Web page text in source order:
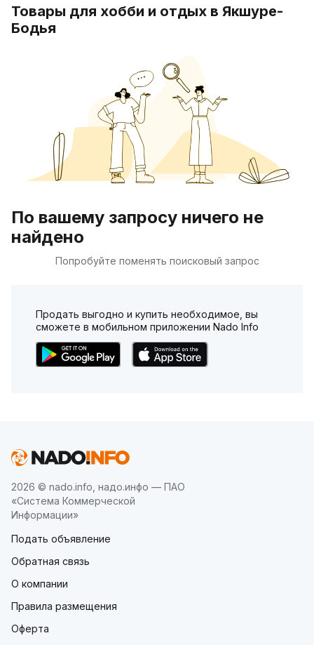
Товары для хобби и отдых в Якшуре-
Бодья
По вашему запросу ничего не
найдено
Попробуйте поменять поисковый запрос
Продать выгодно и купить необходимое, вы
сможете в мобильном приложении Nado Info
2026 © nado.info, надо.инфо — ПАО
«Система Коммерческой
Информации»
Подать объявление
Обратная связь
О компании
Правила размещения
Оферта